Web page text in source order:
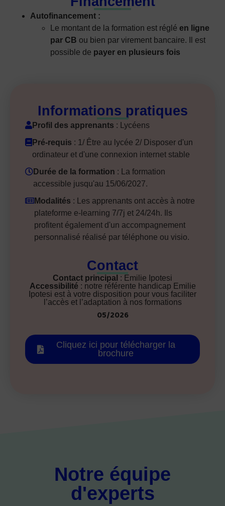
Autofinancement :
Le montant de la formation est réglé en ligne
par CB ou bien par virement bancaire. Il est
possible de payer en plusieurs fois
Informations pratiques
Profil des apprenants : Lycéens
Pré-requis : 1/ Être au lycée 2/ Disposer d'un
ordinateur et d'une connexion internet stable
Durée de la formation : La formation
accessible jusqu'au 15/06/2027.
Modalités : Les apprenants ont accès à notre
plateforme e-learning 7/7j et 24/24h. Ils
profitent également d'un accompagnement
personnalisé réalisé par téléphone ou visio.
Contact
Contact principal : Emilie Ipotesi
Accessibilité : notre référente handicap Emilie
Ipotesi est à votre disposition pour vous faciliter
l’accès et l’adaptation à nos formations
05/2026
Cliquez ici pour télécharger la
brochure
Notre équipe
d'experts